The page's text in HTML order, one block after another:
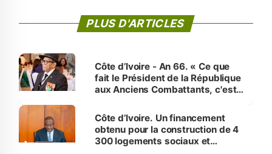
PLUS D'ARTICLES
Côte d’Ivoire - An 66. « Ce que
fait le Président de la République
aux Anciens Combattants, c'est
Côte d’Ivoire. Un financement
obtenu pour la construction de 4
300 logements sociaux et